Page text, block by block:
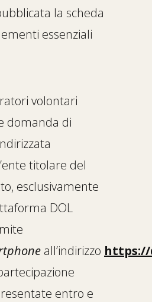
la scheda
essenziali
volontari
domanda di
titolare del
esclusivamente
DOL
all’indirizzo
entro e